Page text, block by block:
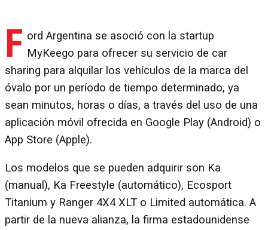
F ord Argentina se asoció con la startup
MyKeego para ofrecer su servicio de car
sharing para alquilar los vehículos de la marca del
óvalo por un período de tiempo determinado, ya
sean minutos, horas o días, a través del uso de una
aplicación móvil ofrecida en Google Play (Android) o
App Store (Apple).
Los modelos que se pueden adquirir son Ka
(manual), Ka Freestyle (automático), Ecosport
Titanium y Ranger 4X4 XLT o Limited automática. A
partir de la nueva alianza, la firma estadounidense